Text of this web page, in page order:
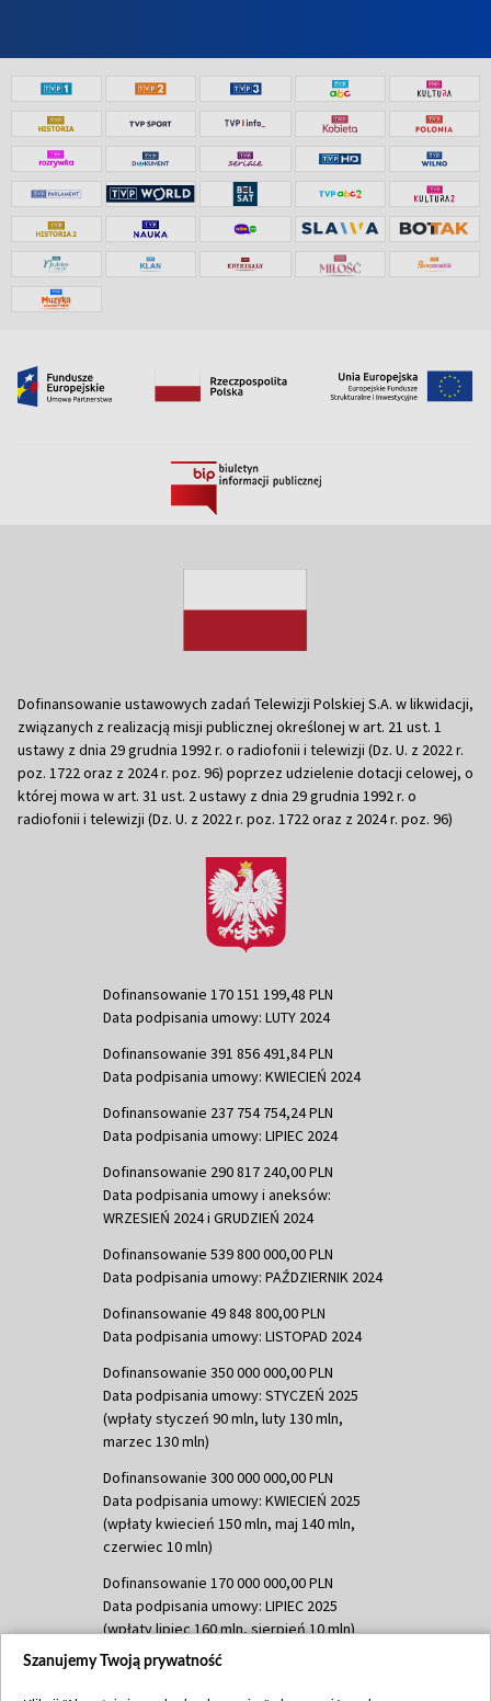
Dofinansowanie ustawowych zadań Telewizji Polskiej S.A. w likwidacji,
związanych z realizacją misji publicznej określonej w art. 21 ust. 1
ustawy z dnia 29 grudnia 1992 r. o radiofonii i telewizji (Dz. U. z 2022 r.
poz. 1722 oraz z 2024 r. poz. 96) poprzez udzielenie dotacji celowej, o
której mowa w art. 31 ust. 2 ustawy z dnia 29 grudnia 1992 r. o
radiofonii i telewizji (Dz. U. z 2022 r. poz. 1722 oraz z 2024 r. poz. 96)
Dofinansowanie 170 151 199,48 PLN
Data podpisania umowy: LUTY 2024
Dofinansowanie 391 856 491,84 PLN
Data podpisania umowy: KWIECIEŃ 2024
Dofinansowanie 237 754 754,24 PLN
Data podpisania umowy: LIPIEC 2024
Dofinansowanie 290 817 240,00 PLN
Data podpisania umowy i aneksów:
WRZESIEŃ 2024 i GRUDZIEŃ 2024
Dofinansowanie 539 800 000,00 PLN
Data podpisania umowy: PAŹDZIERNIK 2024
Dofinansowanie 49 848 800,00 PLN
Data podpisania umowy: LISTOPAD 2024
Dofinansowanie 350 000 000,00 PLN
Data podpisania umowy: STYCZEŃ 2025
(wpłaty styczeń 90 mln, luty 130 mln,
marzec 130 mln)
Dofinansowanie 300 000 000,00 PLN
Data podpisania umowy: KWIECIEŃ 2025
(wpłaty kwiecień 150 mln, maj 140 mln,
czerwiec 10 mln)
Dofinansowanie 170 000 000,00 PLN
Data podpisania umowy: LIPIEC 2025
(wpłaty lipiec 160 mln, sierpień 10 mln)
Dofinansowanie 60 000 000,00 PLN
Szanujemy Twoją prywatność